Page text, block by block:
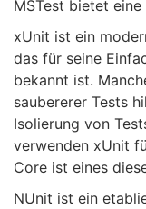
MSTest bietet
xUnit ist ein
das für seine
bekannt ist.
saubererer Tests
Isolierung von
verwenden xUnit
Core ist eines
NUnit ist ein